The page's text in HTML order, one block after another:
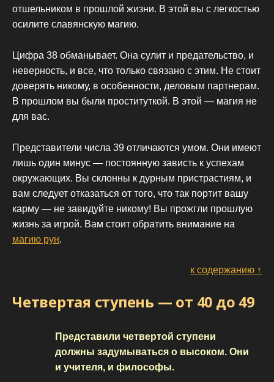
отшельником в прошлой жизни. В этой вы с легкостью
осилите славянскую магию.
Цифра 38 обманывает. Она сулит и предательство, и
неверность, и все, что только связано с этим. Не стоит
доверять никому, в особенности, деловым партнерам.
В прошлом вы были проституткой. В этой — магия не
для вас.
Представители числа 39 отличаются умом. Они имеют
лишь один минус — постоянную зависть к успехам
окружающих. Вы склонны к дурным пристрастиям, и
вам следует отказаться от того, что так портит вашу
карму — не завидуйте никому! Вы прожгли прошлую
жизнь за игрой. Вам стоит обратить внимание на
магию рун.
к содержанию ↑
Четвертая ступень — от 40 до 49
Представили четвертой ступени
должны задумываться о высоком. Они
и учителя, и философы.